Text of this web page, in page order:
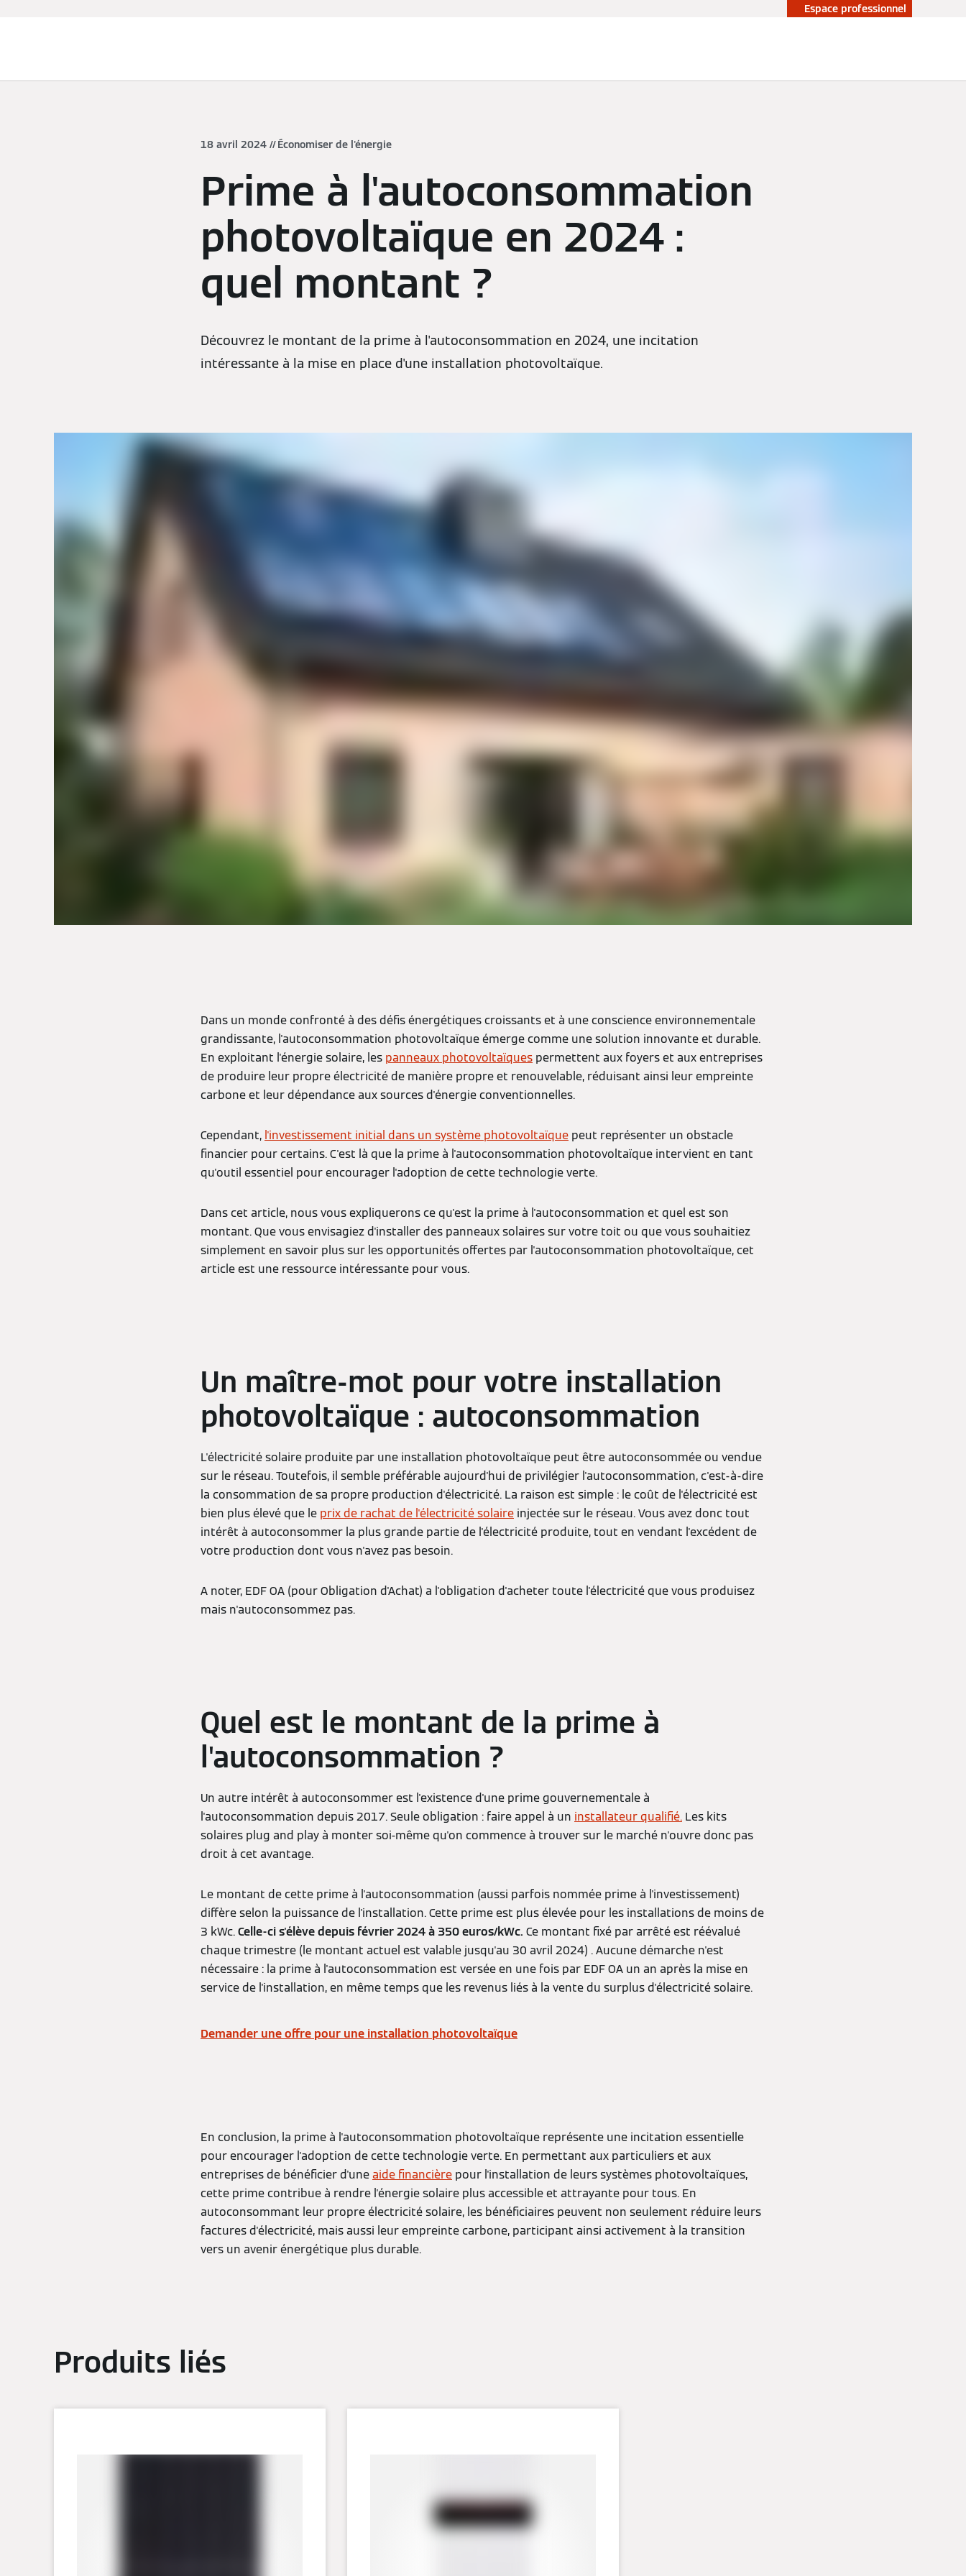
Espace professionnel
18 avril 2024 Économiser de l'énergie
Prime à l'autoconsommation
photovoltaïque en 2024 :
quel montant ?
Découvrez le montant de la prime à l'autoconsommation en 2024, une incitation
intéressante à la mise en place d'une installation photovoltaïque.
Dans un monde confronté à des défis énergétiques croissants et à une conscience environnementale
grandissante, l'autoconsommation photovoltaïque émerge comme une solution innovante et durable.
En exploitant l'énergie solaire, les panneaux photovoltaïques permettent aux foyers et aux entreprises
de produire leur propre électricité de manière propre et renouvelable, réduisant ainsi leur empreinte
carbone et leur dépendance aux sources d'énergie conventionnelles.
Cependant, l'investissement initial dans un système photovoltaïque peut représenter un obstacle
financier pour certains. C'est là que la prime à l'autoconsommation photovoltaïque intervient en tant
qu'outil essentiel pour encourager l'adoption de cette technologie verte.
Dans cet article, nous vous expliquerons ce qu'est la prime à l'autoconsommation et quel est son
montant. Que vous envisagiez d'installer des panneaux solaires sur votre toit ou que vous souhaitiez
simplement en savoir plus sur les opportunités offertes par l'autoconsommation photovoltaïque, cet
article est une ressource intéressante pour vous.
Un maître-mot pour votre installation
photovoltaïque : autoconsommation
L'électricité solaire produite par une installation photovoltaïque peut être autoconsommée ou vendue
sur le réseau. Toutefois, il semble préférable aujourd'hui de privilégier l'autoconsommation, c'est-à-dire
la consommation de sa propre production d'électricité. La raison est simple : le coût de l'électricité est
bien plus élevé que le prix de rachat de l'électricité solaire injectée sur le réseau. Vous avez donc tout
intérêt à autoconsommer la plus grande partie de l'électricité produite, tout en vendant l'excédent de
votre production dont vous n'avez pas besoin.
A noter, EDF OA (pour Obligation d'Achat) a l'obligation d'acheter toute l'électricité que vous produisez
mais n'autoconsommez pas.
Quel est le montant de la prime à
l'autoconsommation ?
Un autre intérêt à autoconsommer est l'existence d'une prime gouvernementale à
l'autoconsommation depuis 2017. Seule obligation : faire appel à un installateur qualifié. Les kits
solaires plug and play à monter soi-même qu'on commence à trouver sur le marché n'ouvre donc pas
droit à cet avantage.
Le montant de cette prime à l'autoconsommation (aussi parfois nommée prime à l'investissement)
diffère selon la puissance de l'installation. Cette prime est plus élevée pour les installations de moins de
3 kWc.Celle-ci s'élève depuis février 2024 à 350 euros/kWc. Ce montant fixé par arrêté est réévalué
chaque trimestre (le montant actuel est valable jusqu'au 30 avril 2024) . Aucune démarche n'est
nécessaire : la prime à l'autoconsommation est versée en une fois par EDF OA un an après la mise en
service de l'installation, en même temps que les revenus liés à la vente du surplus d'électricité solaire.
Demander une offre pour une installation photovoltaïque
En conclusion, la prime à l'autoconsommation photovoltaïque représente une incitation essentielle
pour encourager l'adoption de cette technologie verte. En permettant aux particuliers et aux
entreprises de bénéficier d'uneaide financière pour l'installation de leurs systèmes photovoltaïques,
cette prime contribue à rendre l'énergie solaire plus accessible et attrayante pour tous. En
autoconsommant leur propre électricité solaire, les bénéficiaires peuvent non seulement réduire leurs
factures d'électricité, mais aussi leur empreinte carbone, participant ainsi activement à la transition
vers un avenir énergétique plus durable.
Produits liés